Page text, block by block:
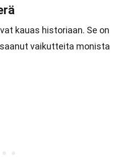
kauas historiaan. Se on
vaikutteita monista